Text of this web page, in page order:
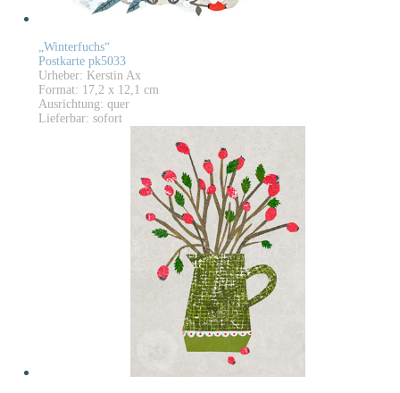
„Winterfuchs“
Postkarte pk5033
Urheber: Kerstin Ax
Format: 17,2 x 12,1 cm
Ausrichtung: quer
Lieferbar: sofort